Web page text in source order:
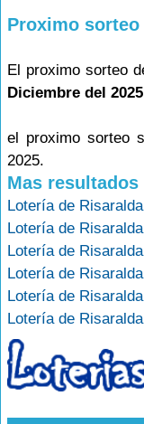
Proximo sorteo
El proximo sorteo
Diciembre del 2025
el proximo sorteo
2025.
Mas resultados
Lotería de
Lotería de
Lotería de
Lotería de
Lotería de
Lotería de